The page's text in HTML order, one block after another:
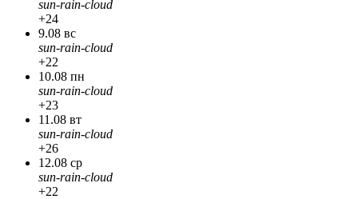
sun-rain-cloud
+24
9.08 вс
sun-rain-cloud
+22
10.08 пн
sun-rain-cloud
+23
11.08 вт
sun-rain-cloud
+26
12.08 ср
sun-rain-cloud
+22